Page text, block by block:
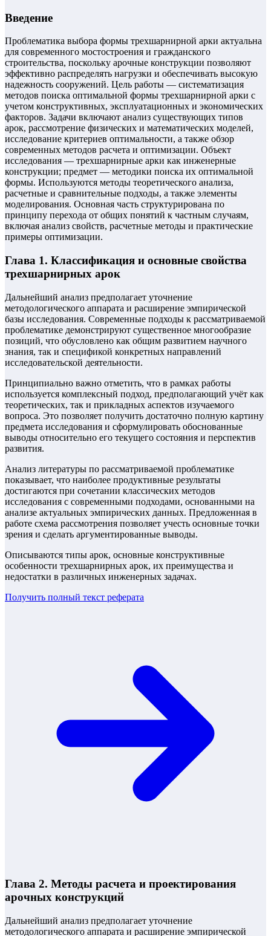
Введение
Проблематика выбора формы трехшарнирной арки актуальна
для современного мостостроения и гражданского
строительства, поскольку арочные конструкции позволяют
эффективно распределять нагрузки и обеспечивать высокую
надежность сооружений. Цель работы — систематизация
методов поиска оптимальной формы трехшарнирной арки с
учетом конструктивных, эксплуатационных и экономических
факторов. Задачи включают анализ существующих типов
арок, рассмотрение физических и математических моделей,
исследование критериев оптимальности, а также обзор
современных методов расчета и оптимизации. Объект
исследования — трехшарнирные арки как инженерные
конструкции; предмет — методики поиска их оптимальной
формы. Используются методы теоретического анализа,
расчетные и сравнительные подходы, а также элементы
моделирования. Основная часть структурирована по
принципу перехода от общих понятий к частным случаям,
включая анализ свойств, расчетные методы и практические
примеры оптимизации.
Глава 1. Классификация и основные свойства
трехшарнирных арок
Дальнейший анализ предполагает уточнение
методологического аппарата и расширение эмпирической
базы исследования. Современные подходы к рассматриваемой
проблематике демонстрируют существенное многообразие
позиций, что обусловлено как общим развитием научного
знания, так и спецификой конкретных направлений
исследовательской деятельности.
Принципиально важно отметить, что в рамках работы
используется комплексный подход, предполагающий учёт как
теоретических, так и прикладных аспектов изучаемого
вопроса. Это позволяет получить достаточно полную картину
предмета исследования и сформулировать обоснованные
выводы относительно его текущего состояния и перспектив
развития.
Анализ литературы по рассматриваемой проблематике
показывает, что наиболее продуктивные результаты
достигаются при сочетании классических методов
исследования с современными подходами, основанными на
анализе актуальных эмпирических данных. Предложенная в
работе схема рассмотрения позволяет учесть основные точки
зрения и сделать аргументированные выводы.
Описываются типы арок, основные конструктивные
особенности трехшарнирных арок, их преимущества и
недостатки в различных инженерных задачах.
Получить полный текст реферата
Глава 2. Методы расчета и проектирования
арочных конструкций
Дальнейший анализ предполагает уточнение
методологического аппарата и расширение эмпирической